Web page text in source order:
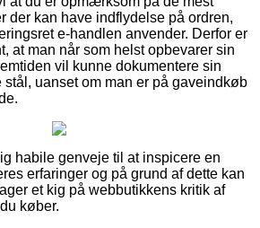
der kan have indflydelse på ordren,
e-handlen anvender. Derfor er
at man når som helst opbevarer sin
vil kunne dokumentere sin
uanset om man er på gaveindkøb
habile genveje til at inspicere en
erfaringer og på grund af dette kan
et kig på webbutikkens kritik af
køber.